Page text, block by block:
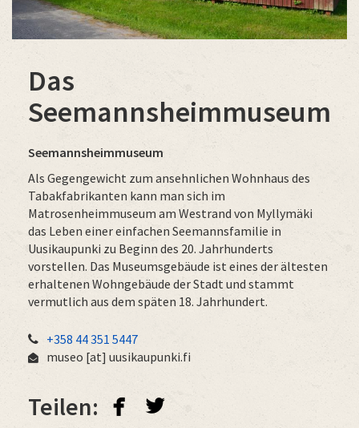
Das
Seemannsheimmuseum
Seemannsheimmuseum
Als Gegengewicht zum ansehnlichen Wohnhaus des
Tabakfabrikanten kann man sich im
Matrosenheimmuseum am Westrand von Myllymäki
das Leben einer einfachen Seemannsfamilie in
Uusikaupunki zu Beginn des 20. Jahrhunderts
vorstellen. Das Museumsgebäude ist eines der ältesten
erhaltenen Wohngebäude der Stadt und stammt
vermutlich aus dem späten 18. Jahrhundert.
+358 44 351 5447
museo [at] uusikaupunki.fi
Teilen: facebook twitterbird